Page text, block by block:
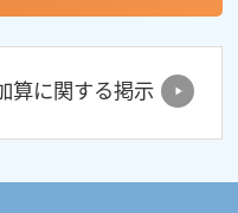
算に関する掲示